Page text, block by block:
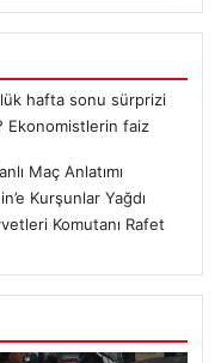
hafta sonu sürprizi
Ekonomistlerin faiz
Maç Anlatımı
Kurşunlar Yağdı
Komutanı Rafet